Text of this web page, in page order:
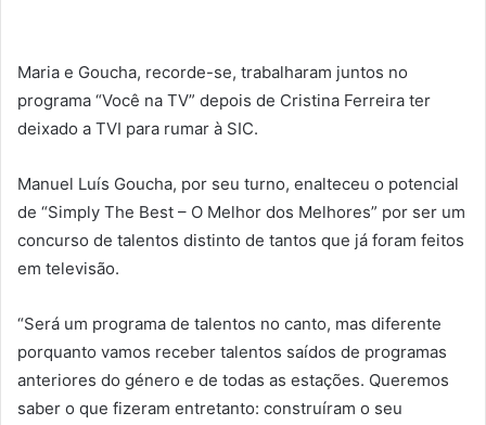
Maria e Goucha, recorde-se, trabalharam juntos no
programa “Você na TV” depois de Cristina Ferreira ter
deixado a TVI para rumar à SIC.
Manuel Luís Goucha, por seu turno, enalteceu o potencial
de “Simply The Best – O Melhor dos Melhores” por ser um
concurso de talentos distinto de tantos que já foram feitos
em televisão.
“Será um programa de talentos no canto, mas diferente
porquanto vamos receber talentos saídos de programas
anteriores do género e de todas as estações. Queremos
saber o que fizeram entretanto: construíram o seu